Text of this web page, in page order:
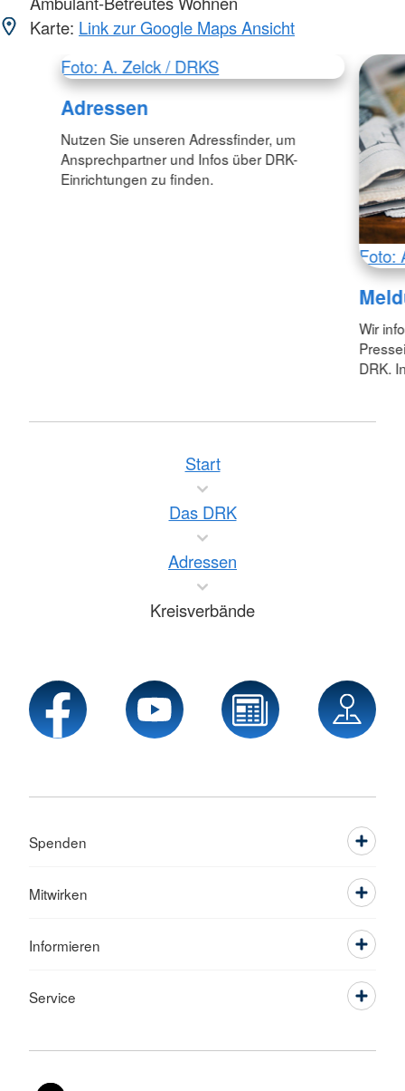
Karte: Link zur Google Maps Ansicht
Foto: A. Zelck / DRKS
Adressen
Nutzen Sie unseren Adressfinder, um
Ansprechpartner und Infos über DRK-
Einrichtungen zu finden.
Foto:
Wir
DRK.
Start
Das DRK
Adressen
Kreisverbände
Spenden
Mitwirken
Informieren
Service
Sprache wechseln zu